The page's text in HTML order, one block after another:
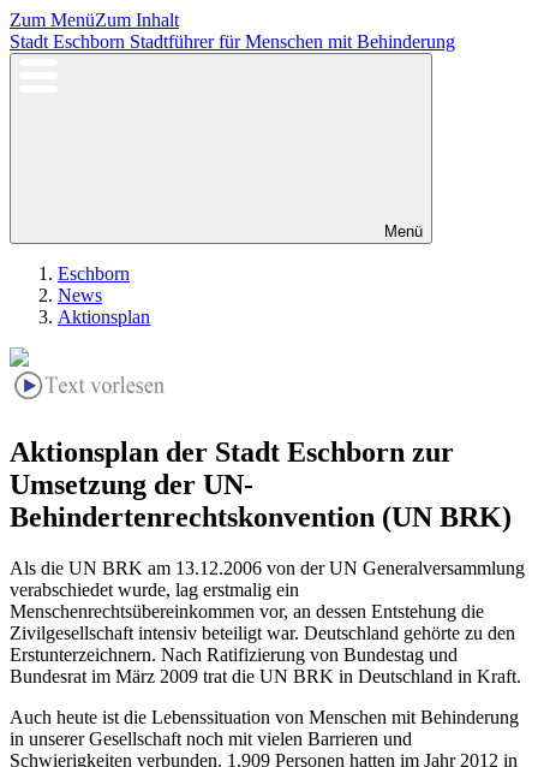
Zum MenüZum Inhalt
Stadt Eschborn Stadtführer für Menschen mit Behinderung
Menü
Eschborn
News
Aktionsplan
Aktionsplan der Stadt Eschborn zur
Umsetzung der UN-
Behindertenrechtskonvention (UN BRK)
Als die UN BRK am 13.12.2006 von der UN Generalversammlung
verabschiedet wurde, lag erstmalig ein
Menschenrechtsübereinkommen vor, an dessen Entstehung die
Zivilgesellschaft intensiv beteiligt war. Deutschland gehörte zu den
Erstunterzeichnern. Nach Ratifizierung von Bundestag und
Bundesrat im März 2009 trat die UN BRK in Deutschland in Kraft.
Auch heute ist die Lebenssituation von Menschen mit Behinderung
in unserer Gesellschaft noch mit vielen Barrieren und
Schwierigkeiten verbunden. 1.909 Personen hatten im Jahr 2012 in